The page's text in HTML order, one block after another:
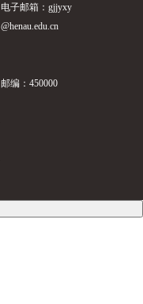
电子邮箱：gjjyxy
@henau.edu.cn
邮编：450000